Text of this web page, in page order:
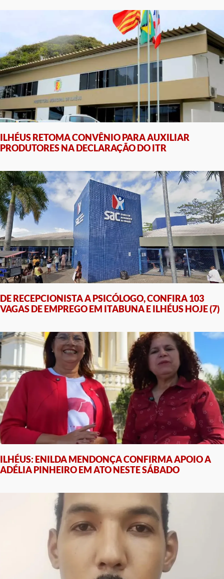
ILHÉUS RETOMA CONVÊNIO PARA AUXILIAR
PRODUTORES NA DECLARAÇÃO DO ITR
DE RECEPCIONISTA A PSICÓLOGO, CONFIRA 103
VAGAS DE EMPREGO EM ITABUNA E ILHÉUS HOJE (7)
ILHÉUS: ENILDA MENDONÇA CONFIRMA APOIO A
ADÉLIA PINHEIRO EM ATO NESTE SÁBADO